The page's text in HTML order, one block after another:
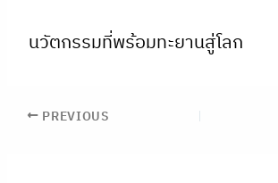
นวัตกรรมที่พร้อมทะยานสู่โลก
PREVIOUS